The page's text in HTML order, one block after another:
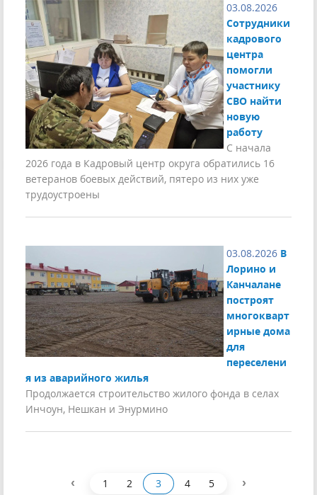
03.08.2026
Сотрудники
кадрового
центра
помогли
участнику
СВО найти
новую
работу
С начала
2026 года в Кадровый центр округа обратились 16
ветеранов боевых действий, пятеро из них уже
трудоустроены
03.08.2026 В
Лорино и
Канчалане
построят
многокварт
ирные дома
для
переселени
я из аварийного жилья
Продолжается строительство жилого фонда в селах
Инчоун, Нешкан и Энурмино
‹ 1 2 3 4 5 ›